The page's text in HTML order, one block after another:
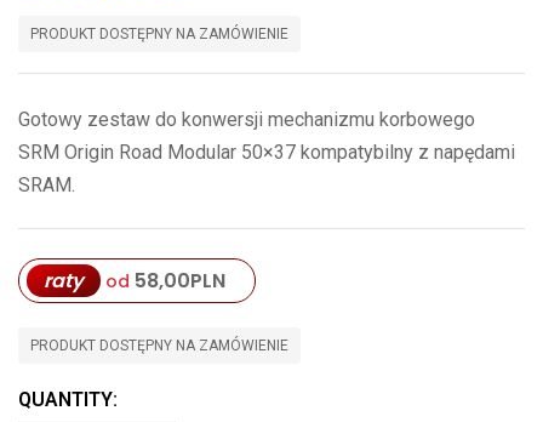
PRODUKT DOSTĘPNY NA ZAMÓWIENIE
Gotowy zestaw do konwersji mechanizmu korbowego
SRM Origin Road Modular 50×37 kompatybilny z napędami
SRAM.
raty od 58,00PLN
PRODUKT DOSTĘPNY NA ZAMÓWIENIE
QUANTITY: